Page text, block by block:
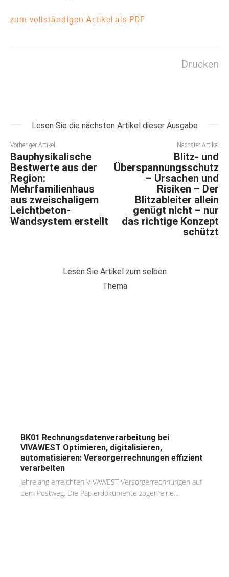
zum vollständigen Artikel als PDF
Drucken
Lesen Sie die nächsten Artikel dieser Ausgabe
Vorheriger Artikel
Bauphysikalische
Bestwerte aus der
Region:
Mehrfamilienhaus
aus zweischaligem
Leichtbeton-
Wandsystem erstellt
Nächster Artikel
Blitz- und
Überspannungsschutz
– Ursachen und
Risiken – Der
Blitzableiter allein
genügt nicht – nur
das richtige Konzept
schützt
Lesen Sie Artikel zum selben
Thema
BK01 Rechnungsdatenverarbeitung bei
VIVAWEST Optimieren, digitalisieren,
automatisieren: Versorgerrechnungen effizient
verarbeiten
Jahrelang erreichten VIVAWEST Versorgerrechnungen auf
dem Postweg. Die Papierdokumente zogen eine...